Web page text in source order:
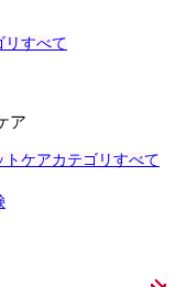
リすべて
ア
ケアカテゴリすべて